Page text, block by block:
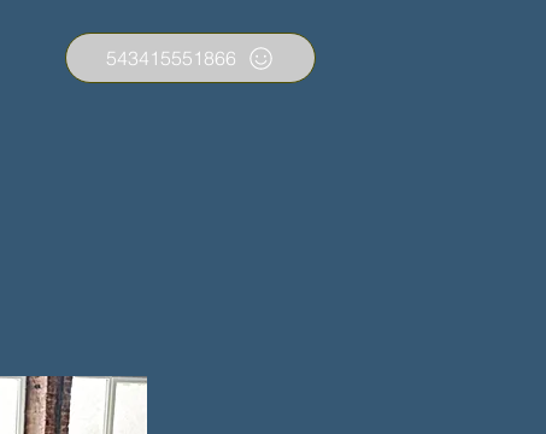
543415551866